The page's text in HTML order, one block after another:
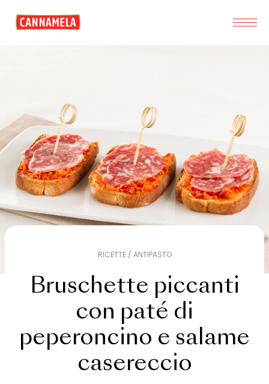
RICETTE / ANTIPASTO
Bruschette piccanti
con paté di
peperoncino e salame
casereccio